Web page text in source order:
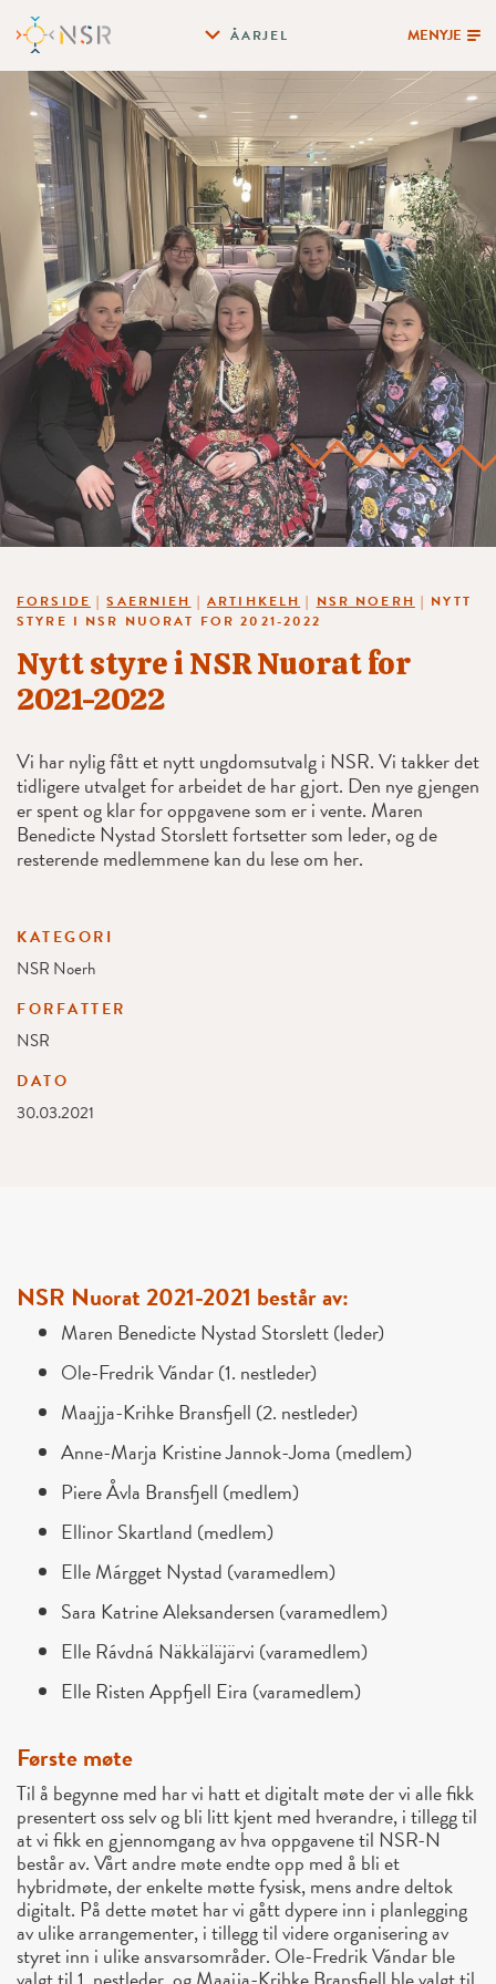
ÅARJEL MENYJE
FORSIDE |SAERNIEH | ARTIHKELH | NSR NOERH | NYTT
STYRE I NSR NUORAT FOR 2021-2022
Nytt styre i NSR Nuorat for
2021-2022
Vi har nylig fått et nytt ungdomsutvalg i NSR. Vi takker det
tidligere utvalget for arbeidet de har gjort. Den nye gjengen
er spent og klar for oppgavene som er i vente. Maren
Benedicte Nystad Storslett fortsetter som leder, og de
resterende medlemmene kan du lese om her.
KATEGORI
NSR Noerh
FORFATTER
NSR
DATO
30.03.2021
NSR Nuorat 2021-2021 består av:
Maren Benedicte Nystad Storslett (leder)
Ole-Fredrik Vándar (1. nestleder)
Maajja-Krihke Bransfjell (2. nestleder)
Anne-Marja Kristine Jannok-Joma (medlem)
Piere Åvla Bransfjell (medlem)
Ellinor Skartland (medlem)
Elle Márgget Nystad (varamedlem)
Sara Katrine Aleksandersen (varamedlem)
Elle Rávdná Näkkäläjärvi (varamedlem)
Elle Risten Appfjell Eira (varamedlem)
Første møte
Til å begynne med har vi hatt et digitalt møte der vi alle fikk
presentert oss selv og bli litt kjent med hverandre, i tillegg til
at vi fikk en gjennomgang av hva oppgavene til NSR-N
består av. Vårt andre møte endte opp med å bli et
hybridmøte, der enkelte møtte fysisk, mens andre deltok
digitalt. På dette møtet har vi gått dypere inn i planlegging
av ulike arrangementer, i tillegg til videre organisering av
styret inn i ulike ansvarsområder. Ole-Fredrik Vándar ble